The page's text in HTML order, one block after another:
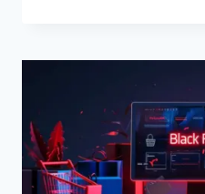
PS
PLUS
12
MOIS